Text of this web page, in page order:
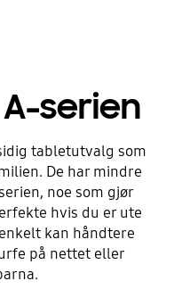
serien
tabletutvalg som
De har mindre
noe som gjør
hvis du er ute
kan håndtere
på nettet eller